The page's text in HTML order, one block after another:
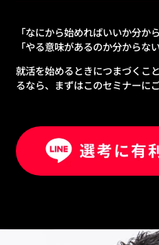
「なにから始めればいいか分か
「やる意味があるのか分からない
就活を始めるときにつまづくこ
るなら、まずはこのセミナーに